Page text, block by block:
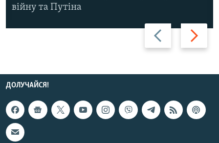
Назад Вперед
війну та Путіна
ДОЛУЧАЙСЯ!